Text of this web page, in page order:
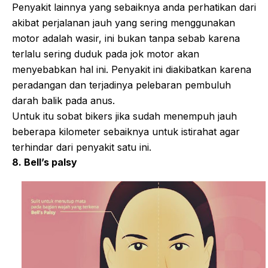
Penyakit lainnya yang sebaiknya anda perhatikan dari
akibat perjalanan jauh yang sering menggunakan
motor adalah wasir, ini bukan tanpa sebab karena
terlalu sering duduk pada jok motor akan
menyebabkan hal ini. Penyakit ini diakibatkan karena
peradangan dan terjadinya pelebaran pembuluh
darah balik pada anus.
Untuk itu sobat bikers jika sudah menempuh jauh
beberapa kilometer sebaiknya untuk istirahat agar
terhindar dari penyakit satu ini.
8. Bell’s palsy